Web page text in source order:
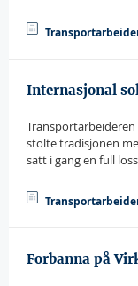
Internasjonal
stolte tradisjonen
satt i gang en full
Forbanna på